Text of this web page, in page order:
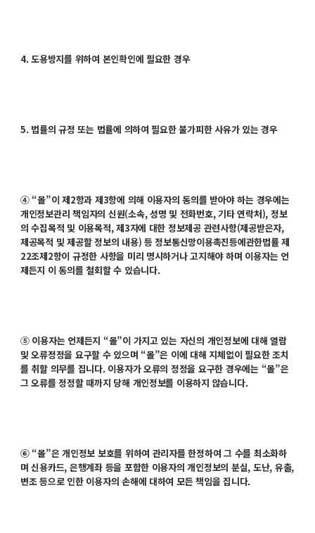
4. 도용방지를 위하여 본인확인에 필요한 경우
5. 법률의 규정 또는 법률에 의하여 필요한 불가피한 사유가 있는 경우
④ “몰”이 제2항과 제3항에 의해 이용자의 동의를 받아야 하는 경우에는
개인정보관리 책임자의 신원(소속, 성명 및 전화번호, 기타 연락처), 정보
의 수집목적 및 이용목적, 제3자에 대한 정보제공 관련사항(제공받은자,
제공목적 및 제공할 정보의 내용) 등 정보통신망이용촉진등에관한법률 제
22조제2항이 규정한 사항을 미리 명시하거나 고지해야 하며 이용자는 언
제든지 이 동의를 철회할 수 있습니다.
⑤ 이용자는 언제든지 “몰”이 가지고 있는 자신의 개인정보에 대해 열람
및 오류정정을 요구할 수 있으며 “몰”은 이에 대해 지체없이 필요한 조치
를 취할 의무를 집니다. 이용자가 오류의 정정을 요구한 경우에는 “몰”은
그 오류를 정정할 때까지 당해 개인정보를 이용하지 않습니다.
⑥ “몰”은 개인정보 보호를 위하여 관리자를 한정하여 그 수를 최소화하
며 신용카드, 은행계좌 등을 포함한 이용자의 개인정보의 분실, 도난, 유출,
변조 등으로 인한 이용자의 손해에 대하여 모든 책임을 집니다.